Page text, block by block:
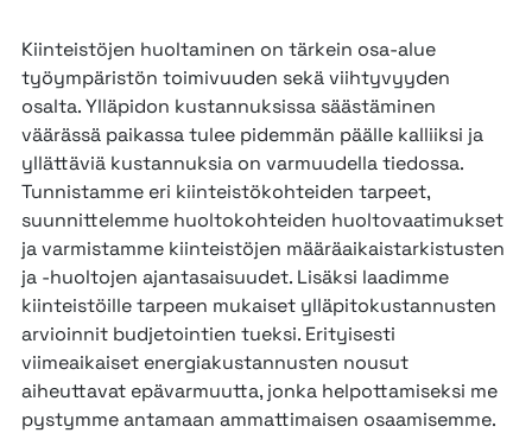
Kiinteistöjen huoltaminen on tärkein osa-alue
työympäristön toimivuuden sekä viihtyvyyden
osalta. Ylläpidon kustannuksissa säästäminen
väärässä paikassa tulee pidemmän päälle kalliiksi ja
yllättäviä kustannuksia on varmuudella tiedossa.
Tunnistamme eri kiinteistökohteiden tarpeet,
suunnittelemme huoltokohteiden huoltovaatimukset
ja varmistamme kiinteistöjen määräaikaistarkistusten
ja -huoltojen ajantasaisuudet. Lisäksi laadimme
kiinteistöille tarpeen mukaiset ylläpitokustannusten
arvioinnit budjetointien tueksi. Erityisesti
viimeaikaiset energiakustannusten nousut
aiheuttavat epävarmuutta, jonka helpottamiseksi me
pystymme antamaan ammattimaisen osaamisemme.